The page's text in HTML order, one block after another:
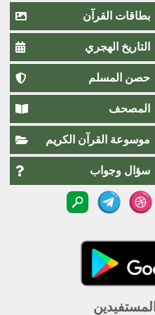
بطاقات القرآن
التاريخ الهجري
حصن المسلم
المصحف
موسوعة القرآن الكريم
سؤال وجواب